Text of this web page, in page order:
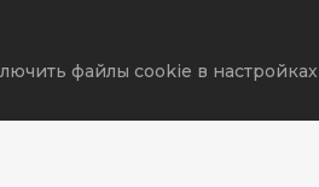
файлы cookie в настройках